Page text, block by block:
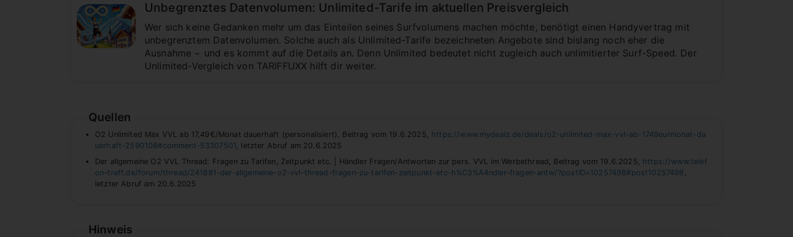
Unbegrenztes Datenvolumen: Unlimited-Tarife im aktuellen Preisvergleich
Wer sich keine Gedanken mehr um das Einteilen seines Surfvolumens machen möchte, benötigt einen Handyvertrag mit
unbegrenztem Datenvolumen. Solche auch als Unlimited-Tarife bezeichneten Angebote sind bislang noch eher die
Ausnahme − und es kommt auf die Details an. Denn Unlimited bedeutet nicht zugleich auch unlimitierter Surf-Speed. Der
Unlimited-Vergleich von TARIFFUXX hilft dir weiter.
Quellen
O2 Unlimited Max VVL ab 17,49€/Monat dauerhaft (personalisiert), Beitrag vom 19.6.2025, https://www.mydealz.de/deals/o2-unlimited-max-vvl-ab-1749eurmonat-da
uerhaft-2590108#comment-53307501, letzter Abruf am 20.6.2025
Der allgemeine O2 VVL Thread: Fragen zu Tarifen, Zeitpunkt etc. | Händler Fragen/Antworten zur pers. VVL im Werbethread, Beitrag vom 19.6.2025, https://www.telef
on-treff.de/forum/thread/241881-der-allgemeine-o2-vvl-thread-fragen-zu-tarifen-zeitpunkt-etc-h%C3%A4ndler-fragen-antw/?postID=10257498#post10257498 ,
letzter Abruf am 20.6.2025
Hinweis